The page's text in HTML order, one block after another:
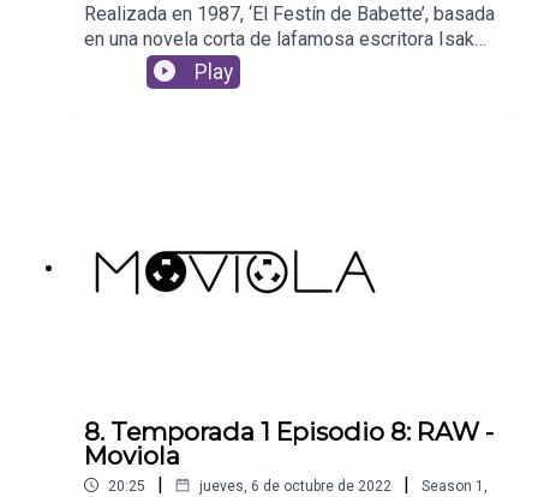
Realizada en 1987, ‘El Festín de Babette’, basada
en una novela corta de lafamosa escritora Isak
Dinesen, es una trama llena de ternura, de
corazón, deenseñanza, y sobre todo, de comida.
Play
8. Temporada 1 Episodio 8: RAW -
Moviola
20:25 | jueves, 6 de octubre de 2022 | Season 1